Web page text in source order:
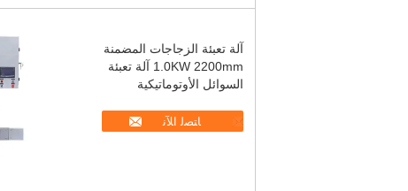
آلة تعبئة الزجاجات المضمنة
1.0KW 2200mm آلة تعبئة
السوائل الأوتوماتيكية
ﺎﺘﺼﻟ ﺍﻶﻧ